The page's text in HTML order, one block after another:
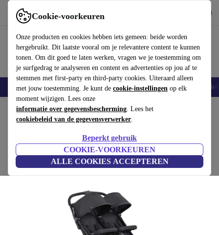
Cookie-voorkeuren
Onze producten en cookies hebben iets gemeen: beide worden
hergebruikt. Dit laatste vooral om je relevantere content te kunnen
tonen. Om dit goed te laten werken, vragen we je toestemming om
je surfgedrag te analyseren en content en advertenties op jou af te
stemmen met first-party en third-party cookies. Uiteraard alleen
met jouw toestemming. Je kunt de cookie-instellingen op elk
moment wijzigen. Lees onze
informatie over gegevensbescherming. Lees het
cookiebeleid van de gegevensverwerker.
Beperkt gebruik
COOKIE-VOORKEUREN
ALLE COOKIES ACCEPTEREN
Gebruik refurbed snel en eenvoudig
Smartphones Laptops Tablets Smartwatches Accessoires
Home Baby & kinderen Kinderwagens & Buggy's Buggy's
Hauck Swift X Duo Tweelingbuggy
zwart
(Beoordelingen worden verzameld)